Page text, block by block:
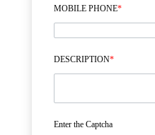
MOBILE PHONE*
DESCRIPTION*
Enter the Captcha